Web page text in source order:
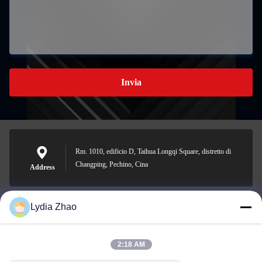
Invia
Address
Rm. 1010, edificio D, Taihua Longqi Square, distretto di
Changping, Pechino, Cina
jesingd@vip.sina.com
Lydia Zhao
2:18 AM